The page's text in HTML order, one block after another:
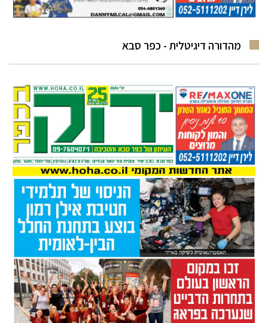
מהדורה דיגיטלית - כפר סבא